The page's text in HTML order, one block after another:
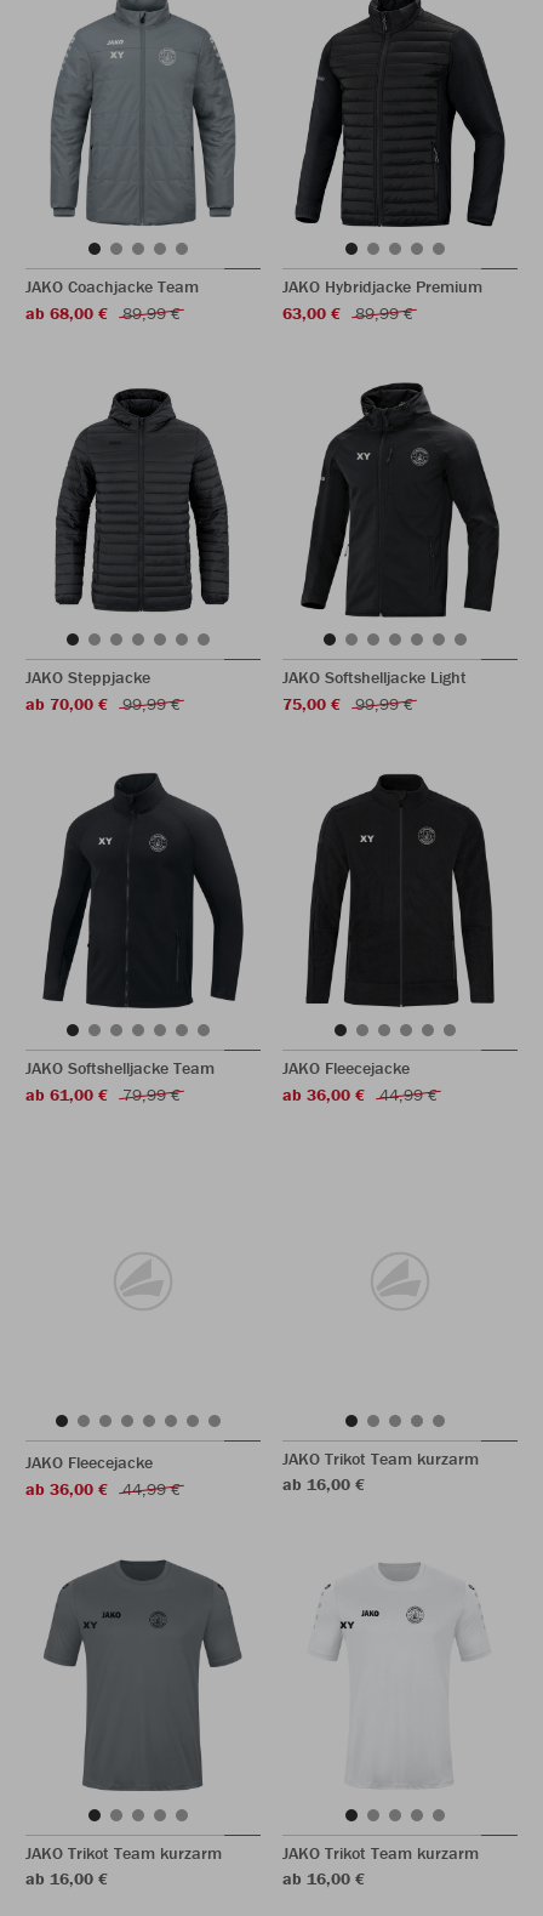
JAKO Coachjacke Team
ab 68,00 €
89,99 €
JAKO Hybridjacke Premium
63,00 €
89,99 €
JAKO Steppjacke
ab 70,00 €
99,99 €
JAKO Softshelljacke Light
75,00 €
99,99 €
JAKO Softshelljacke Team
ab 61,00 €
79,99 €
JAKO Fleecejacke
ab 36,00 €
44,99 €
JAKO Fleecejacke
ab 36,00 €
44,99 €
JAKO Trikot Team kurzarm
ab 16,00 €
JAKO Trikot Team kurzarm
ab 16,00 €
JAKO Trikot Team kurzarm
ab 16,00 €